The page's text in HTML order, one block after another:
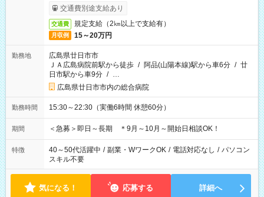
合）交通費別途支給あり
交通費 規定支給（2㎞以上で支給有）
月収例 15～20万円
勤務地
広島県廿日市市
ＪＡ広島病院前駅から徒歩 / 阿品(山陽本線)駅から車6分 / 廿
日市駅から車9分 / …
広島県廿日市市内の総合病院
勤務時間 15:30～22:30（実働6時間 休憩60分）
期間 ＜急募＞即日～長期 ＊9月～10月～開始日相談OK！
特徴 40～50代活躍中 / 副業・WワークOK / 電話対応なし / パソコン
スキル不要
気になる！ 応募する 詳細へ